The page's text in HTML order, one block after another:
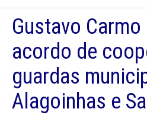
Gustavo
acordo de
guardas
Alagoinhas e